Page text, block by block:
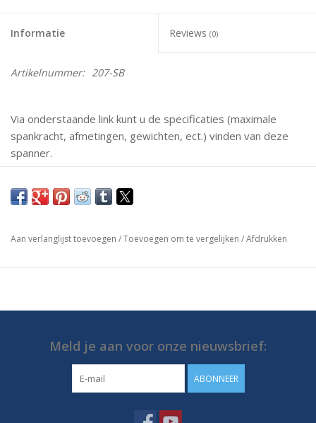
Informatie Reviews (0)
Artikelnummer: 207-SB
Via onderstaande link kunt u de specificaties (maximale
spankracht, afmetingen, gewichten, ect.) vinden van deze
spanner.
Mochten er vragen zijn neem dan gerust contact met ons
op.
https://media.destaco.com/assetbank-
Aan verlanglijst toevoegen /Toevoegen om te vergelijken /Afdrukken
Meld je aan voor onze nieuwsbrief:
ABONNEER